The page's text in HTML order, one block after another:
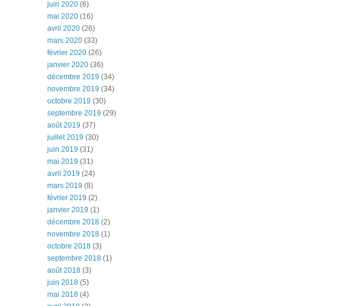
juin 2020 (6)
mai 2020 (16)
avril 2020 (26)
mars 2020 (33)
février 2020 (26)
janvier 2020 (36)
décembre 2019 (34)
novembre 2019 (34)
octobre 2019 (30)
septembre 2019 (29)
août 2019 (37)
juillet 2019 (30)
juin 2019 (31)
mai 2019 (31)
avril 2019 (24)
mars 2019 (8)
février 2019 (2)
janvier 2019 (1)
décembre 2018 (2)
novembre 2018 (1)
octobre 2018 (3)
septembre 2018 (1)
août 2018 (3)
juin 2018 (5)
mai 2018 (4)